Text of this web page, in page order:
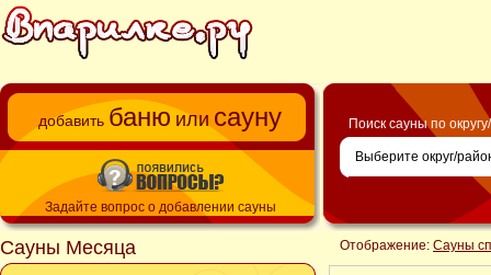
добавить баню или сауну
Задайте вопрос о добавлении сауны
Сауны Месяца
Поиск сауны по
Отображение: Сауны